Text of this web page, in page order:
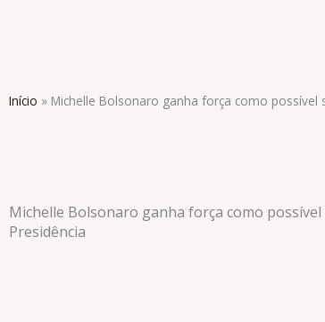
Início » Michelle Bolsonaro ganha força como possível
Michelle Bolsonaro ganha força como
Presidência